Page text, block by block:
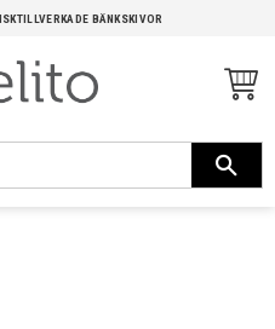
BÄNKSKIVOR